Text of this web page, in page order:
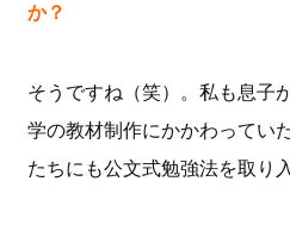
か？
そうですね（笑）。私も息子
学の教材制作にかかわってい
たちにも公文式勉強法を取り